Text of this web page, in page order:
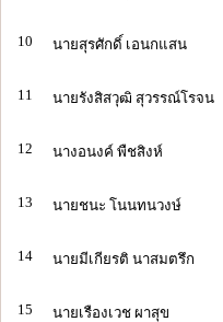
10 นายสุรศักดิ์ เอนกแสน
11 นายรังสิสวุฒิ สุวรรณ์โรจน
12
นางอนงค์ พืชสิงห์
13 นายชนะ โนนทนวงษ์
14 นายมีเกียรติ นาสมตรึก
15 นายเรืองเวช ผาสุข